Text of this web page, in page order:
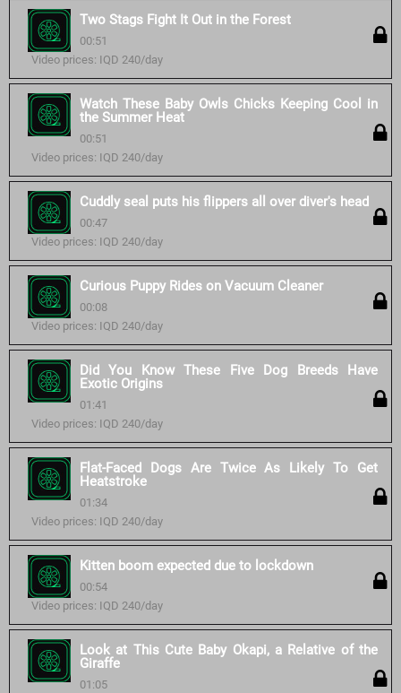
Two Stags Fight It Out in the Forest
00:51
Video prices: IQD 240/day
Watch These Baby Owls Chicks Keeping Cool in
the Summer Heat
00:51
Video prices: IQD 240/day
Cuddly seal puts his flippers all over diver's head
00:47
Video prices: IQD 240/day
Curious Puppy Rides on Vacuum Cleaner
00:08
Video prices: IQD 240/day
Did You Know These Five Dog Breeds Have
Exotic Origins
01:41
Video prices: IQD 240/day
Flat-Faced Dogs Are Twice As Likely To Get
Heatstroke
01:34
Video prices: IQD 240/day
Kitten boom expected due to lockdown
00:54
Video prices: IQD 240/day
Look at This Cute Baby Okapi, a Relative of the
Giraffe
01:05